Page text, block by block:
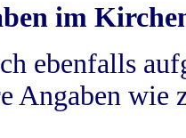
im
ebenfalls
Angaben wie